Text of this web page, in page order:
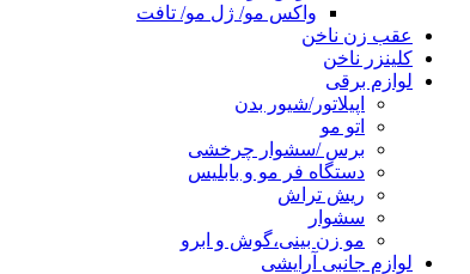
واکس مو/ ژل مو/ تافت
عقب زن ناخن
کلینزر ناخن
لوازم برقی
اپیلاتور/شیور بدن
اتو مو
برس /سشوار چرخشی
دستگاه فر مو و بابلیس
ریش تراش
سشوار
مو زن بینی،گوش و ابرو
لوازم جانبی آرایشی